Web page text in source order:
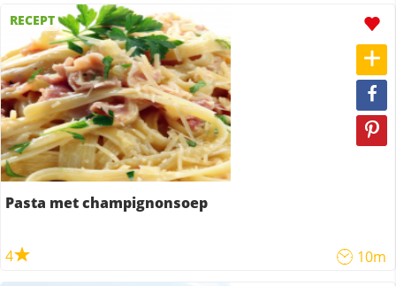
RECEPT
Pasta met champignonsoep
4 10m